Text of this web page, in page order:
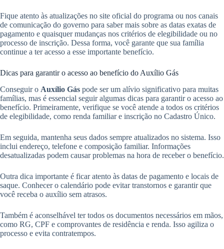
Fique atento às atualizações no site oficial do programa ou nos canais
de comunicação do governo para saber mais sobre as datas exatas de
pagamento e quaisquer mudanças nos critérios de elegibilidade ou no
processo de inscrição. Dessa forma, você garante que sua família
continue a ter acesso a esse importante benefício.
Dicas para garantir o acesso ao benefício do Auxílio Gás
Conseguir o Auxílio Gás pode ser um alívio significativo para muitas
famílias, mas é essencial seguir algumas dicas para garantir o acesso ao
benefício. Primeiramente, verifique se você atende a todos os critérios
de elegibilidade, como renda familiar e inscrição no Cadastro Único.
Em seguida, mantenha seus dados sempre atualizados no sistema. Isso
inclui endereço, telefone e composição familiar. Informações
desatualizadas podem causar problemas na hora de receber o benefício.
Outra dica importante é ficar atento às datas de pagamento e locais de
saque. Conhecer o calendário pode evitar transtornos e garantir que
você receba o auxílio sem atrasos.
Também é aconselhável ter todos os documentos necessários em mãos,
como RG, CPF e comprovantes de residência e renda. Isso agiliza o
processo e evita contratempos.